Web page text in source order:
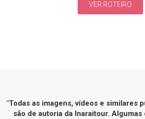
VER ROTEIRO
"Todas as imagens, vídeos e similares
são de autoria da Inaraitour.